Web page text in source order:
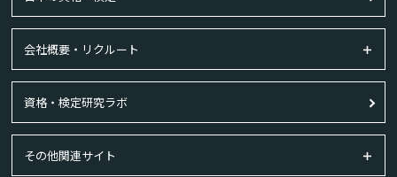
会社概要・リクルート
資格・検定研究ラボ
その他関連サイト